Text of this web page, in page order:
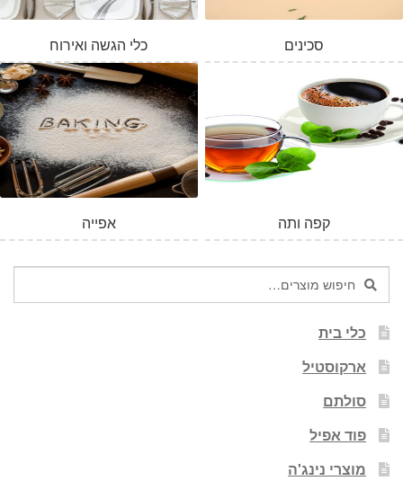
כלי הגשה ואירוח סכינים
אפייה קפה ותה
חיפוש
עבור:
חיפוש
כלי בית
ארקוסטיל
סולתם
פוד אפיל
מוצרי נינג'ה